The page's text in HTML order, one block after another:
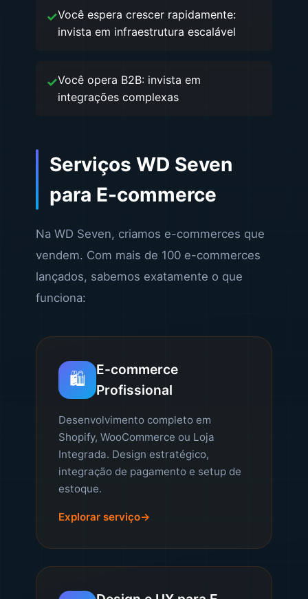
Você espera crescer rapidamente:
invista em infraestrutura escalável
Você opera B2B: invista em
integrações complexas
Serviços WD Seven
para E-commerce
Na WD Seven, criamos e-commerces que
vendem. Com mais de 100 e-commerces
lançados, sabemos exatamente o que
funciona:
🛍️
E-commerce
Profissional
Desenvolvimento completo em
Shopify, WooCommerce ou Loja
Integrada. Design estratégico,
integração de pagamento e setup de
estoque.
Explorar serviço